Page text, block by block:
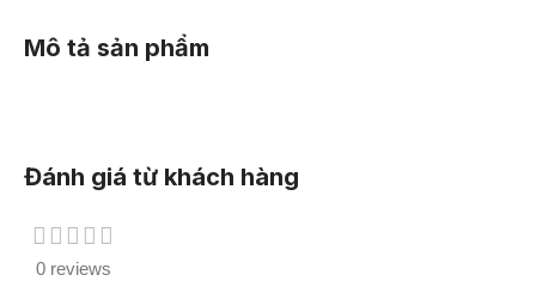
Mô tả sản phẩm
Đánh giá từ khách hàng
0 reviews